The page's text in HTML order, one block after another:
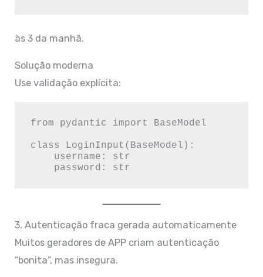
às 3 da manhã.
Solução moderna
Use validação explícita:
from pydantic import BaseModel
class LoginInput(BaseModel):
3. Autenticação fraca gerada automaticamente
Muitos geradores de APP criam autenticação
“bonita”, mas insegura.